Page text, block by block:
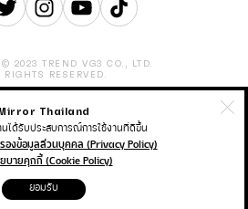
2023 TREND VG3 CO., LTD.
RIGHTS RESERVED.
ADVERTISEMENT
TERMS & CONDITION
POLICY
THAIRATH MONEY
TVTHAIRATH PLUS
Mirror Thailand
นได้รับประสบการณ์การใช้งานที่ดีขึ้น
องข้อมูลส่วนบุคคล (Privacy Policy)
ยบายคุกกี้ (Cookie Policy)
ยอมรับ